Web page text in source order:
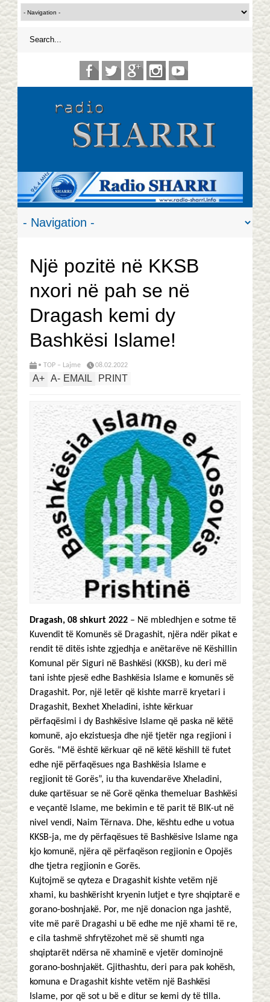
Një pozitë në KKSB
nxori në pah se në
Dragash kemi dy
Bashkësi Islame!
• TOP – Lajme 08.02.2022
A+ A- EMAIL PRINT
Dragash, 08 shkurt 2022 – Në mbledhjen e sotme të
Kuvendit të Komunës së Dragashit, njëra ndër pikat e
rendit të ditës ishte zgjedhja e anëtarëve në Këshillin
Komunal për Siguri në Bashkësi (KKSB), ku deri më
tani ishte pjesë edhe Bashkësia Islame e komunës së
Dragashit. Por, një letër që kishte marrë kryetari i
Dragashit, Bexhet Xheladini, ishte kërkuar
përfaqësimi i dy Bashkësive Islame që paska në këtë
komunë, ajo ekzistuesja dhe një tjetër nga regjioni i
Gorës. “Më është kërkuar që në këtë këshill të futet
edhe një përfaqësues nga Bashkësia Islame e
regjionit të Gorës”, iu tha kuvendarëve Xheladini,
duke qartësuar se në Gorë qënka themeluar Bashkësi
e veçantë Islame, me bekimin e të parit të BIK-ut në
nivel vendi, Naim Tërnava. Dhe, kështu edhe u votua
KKSB-ja, me dy përfaqësues të Bashkësive Islame nga
kjo komunë, njëra që përfaqëson regjionin e Opojës
dhe tjetra regjionin e Gorës.
Kujtojmë se qyteza e Dragashit kishte vetëm një
xhami, ku bashkërisht kryenin lutjet e tyre shqiptarë e
gorano-boshnjakë. Por, me një donacion nga jashtë,
vite më parë Dragashi u bë edhe me një xhami të re,
e cila tashmë shfrytëzohet më së shumti nga
shqiptarët ndërsa në xhaminë e vjetër dominojnë
gorano-boshnjakët. Gjithashtu, deri para pak kohësh,
komuna e Dragashit kishte vetëm një Bashkësi
Islame, por që sot u bë e ditur se kemi dy të tilla.